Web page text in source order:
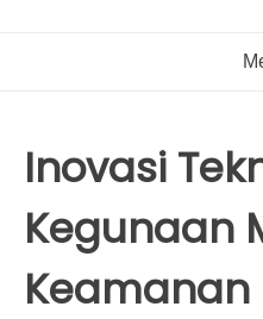
Inovasi
Kegunaan
Keamanan